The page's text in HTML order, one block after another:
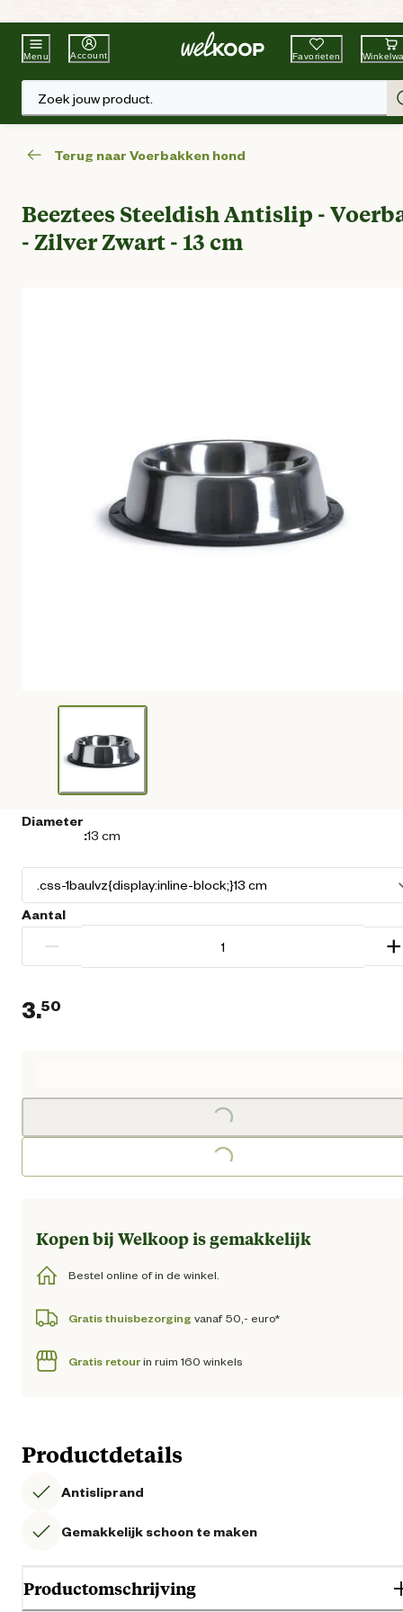
Beste WinkelketenTuin & Dier
Menu Account Favorieten
Zoek jouw product.
Terug naar Voerbakken hond
Beeztees Steeldish Antislip -
- Zilver Zwart - 13 cm
Diameter
:13 cm
Aantal
− +
3.50
Loading...
Loading...
Kopen bij Welkoop is gemakkelijk
Bestel online of in de winkel.
Gratis thuisbezorging vanaf 50,- euro*
Gratis retourin ruim 160 winkels
Productdetails
Antisliprand
Gemakkelijk schoon te maken
Productomschrijving